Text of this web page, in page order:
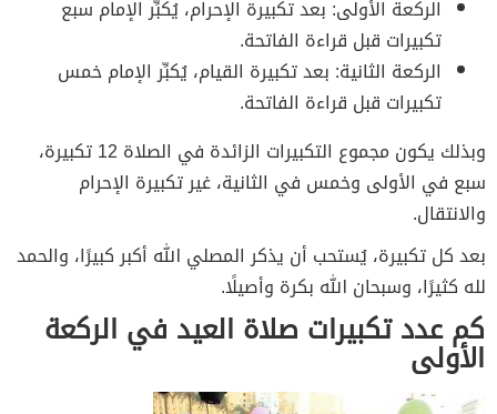
الركعة الأولى: بعد تكبيرة الإحرام، يُكبِّر الإمام سبع
تكبيرات قبل قراءة الفاتحة.
الركعة الثانية: بعد تكبيرة القيام، يُكبِّر الإمام خمس
تكبيرات قبل قراءة الفاتحة.
وبذلك يكون مجموع التكبيرات الزائدة في الصلاة 12 تكبيرة،
سبع في الأولى وخمس في الثانية، غير تكبيرة الإحرام
والانتقال.
بعد كل تكبيرة، يُستحب أن يذكر المصلي الله أكبر كبيرًا، والحمد
لله كثيرًا، وسبحان الله بكرة وأصيلًا.
كم عدد تكبيرات صلاة العيد في الركعة
الأولى